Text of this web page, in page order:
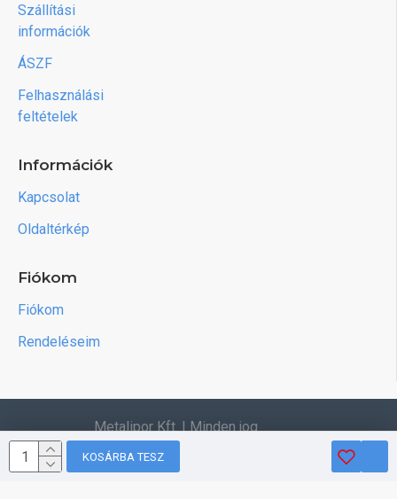
KOSÁRBA TESZ
Szállítási
információk
ÁSZF
Felhasználási
feltételek
Információk
Kapcsolat
Oldaltérkép
Fiókom
Fiókom
Rendeléseim
Metalipor Kft. | Minden jog
fenntartva.